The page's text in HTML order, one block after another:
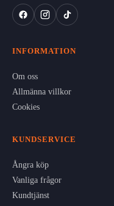
INFORMATION
Om oss
Allmänna villkor
Cookies
KUNDSERVICE
Ångra köp
Vanliga frågor
Kundtjänst